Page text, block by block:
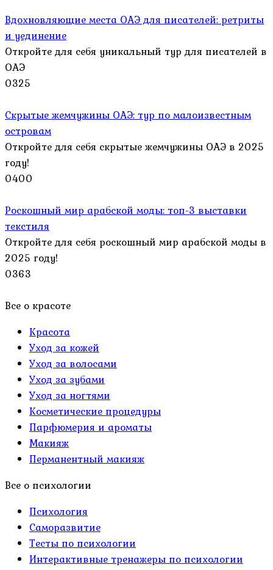
Вдохновляющие места ОАЭ для писателей: ретриты
и уединение
Откройте для себя уникальный тур для писателей в
ОАЭ
0325
Скрытые жемчужины ОАЭ: тур по малоизвестным
островам
Откройте для себя скрытые жемчужины ОАЭ в 2025
году!
0400
Роскошный мир арабской моды: топ-3 выставки
текстиля
Откройте для себя роскошный мир арабской моды в
2025 году!
0363
Все о красоте
Красота
Уход за кожей
Уход за волосами
Уход за зубами
Уход за ногтями
Косметические процедуры
Парфюмерия и ароматы
Макияж
Перманентный макияж
Все о психологии
Психология
Саморазвитие
Тесты по психологии
Интерактивные тренажеры по психологии